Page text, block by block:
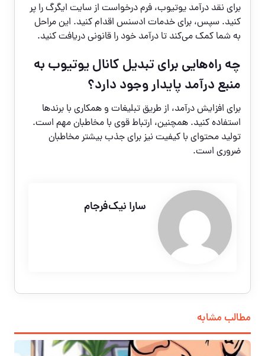
برای نقد درآمد یوتیوب، فرم درخواست از سایت ایگرگ را پر
کنید. سپس، برای خدمات ادسنس اقدام کنید. این مراحل
به شما کمک می‌کند تا درآمد خود را قانونی دریافت کنید.
چه راه‌هایی برای تبدیل کانال یوتیوب به
منبع درآمد پایدار وجود دارد؟
برای افزایش درآمد، از طریق تبلیغات و همکاری با برندها
استفاده کنید. همچنین، ارتباط قوی با مخاطبان مهم است.
تولید محتوای با کیفیت نیز برای جذب بیشتر مخاطبان
ضروری است.
سارا نیک‌فرجام
مطالب مشابه